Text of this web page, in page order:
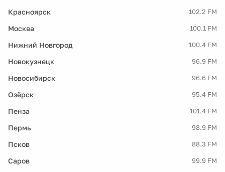
Красноярск 102.2 FM
Москва 100.1 FM
Нижний Новгород 100.4 FM
Новокузнецк 96.9 FM
Новосибирск 96.6 FM
Озёрск 95.4 FM
Пенза 101.4 FM
Пермь 98.9 FM
Псков 88.3 FM
Саров 99.9 FM